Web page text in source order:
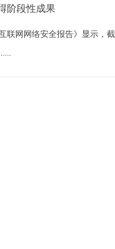
阶段性成果
联网网络安全报告》显示